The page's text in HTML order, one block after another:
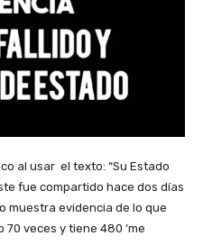
al usar el texto: “Su Estado
fue compartido hace dos días
muestra evidencia de lo que
veces y tiene 480 ‘me